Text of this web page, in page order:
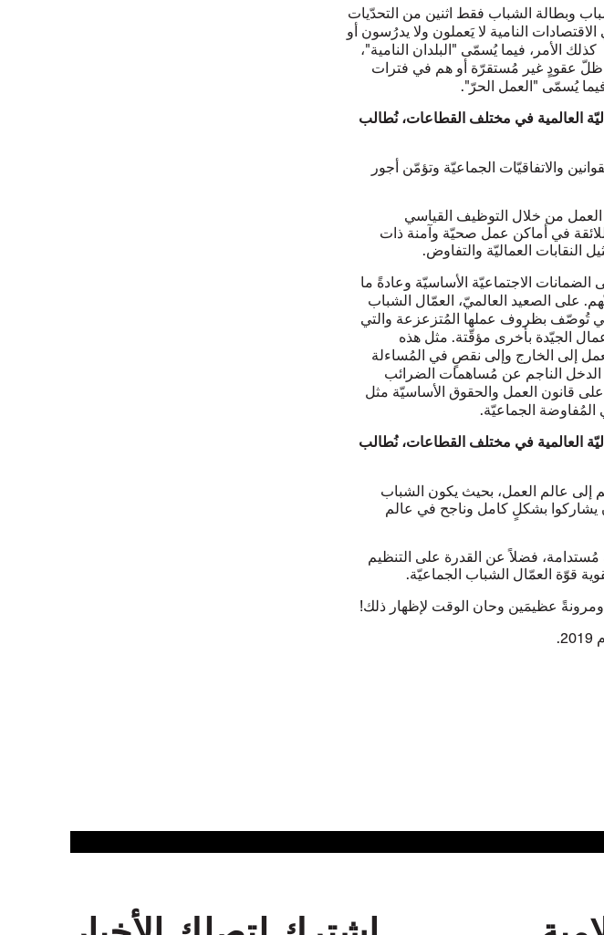
وبطالة الشباب فقط اثنين من التحدّيات
النامية لا يَعملون ولا يدرُسون أو
الأمر، فيما يُسمّى "البلدان النامية"،
عقودٍ غير مُستقرّة أو هم في فترات
يُسمّى "العمل الحرّ".
العالمية في مختلف القطاعات، نُطالب
والاتفاقيّات الجماعيّة وتؤمّن أجور
من خلال التوظيف القياسي
في أماكن عمل صحيّة وآمنة ذات
النقابات العماليّة والتفاوض.
الاجتماعيّة الأساسيّة وعادةً ما
على الصعيد العالميّ، العمّال الشباب
تُوصّف بظروف عملها المُتزعزعة والتي
الجيّدة بأخرى مؤقّتة. مثل هذه
إلى الخارج وإلى نقصٍ في المُساءلة
الناجم عن مُساهمات الضرائب
قانون العمل والحقوق الأساسيّة مثل
المُفاوضة الجماعيّة.
العالمية في مختلف القطاعات، نُطالب
إلى عالم العمل، بحيث يكون الشباب
يشاركوا بشكلٍ كامل وناجح في عالم
فضلاً عن القدرة على التنظيم
قوّة العمّال الشباب الجماعيّة.
عظيمَين وحان الوقت لإظهار ذلك!